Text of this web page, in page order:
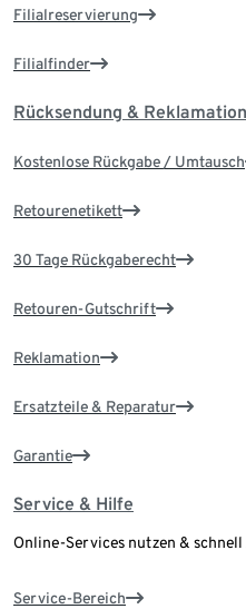
Filialreservierung
Filialfinder
Rücksendung & Reklamation
Kostenlose Rückgabe / Umtausch
Retourenetikett
30 Tage Rückgaberecht
Retouren-Gutschrift
Reklamation
Ersatzteile & Reparatur
Garantie
Service & Hilfe
Online-Services nutzen &
Service-Bereich